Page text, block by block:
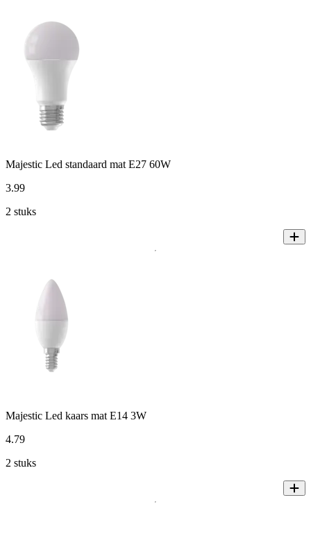
Majestic Led standaard mat E27 60W
3.99
2 stuks
Majestic Led kaars mat E14 3W
4.79
2 stuks